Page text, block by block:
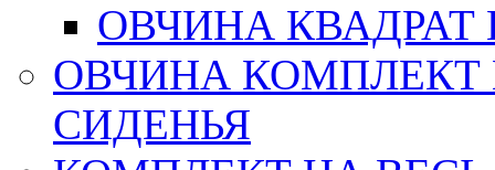
ОВЧИНА КВАДРАТ
ОВЧИНА КОМПЛЕКТ
СИДЕНЬЯ